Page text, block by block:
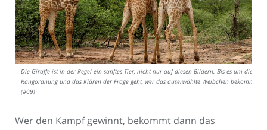
Die Giraffe ist in der Regel ein sanftes Tier, nicht nur auf diesen Bildern. Bis es um die
Rangordnung und das Klären der Frage geht, wer das auserwählte Weibchen bekommt.
(#09)
Wer den Kampf gewinnt, bekommt dann das